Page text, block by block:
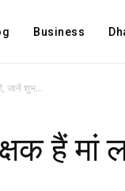
Business
जानें शुभ...
हैं मां